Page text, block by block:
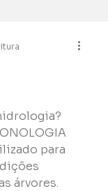
para
árvores.